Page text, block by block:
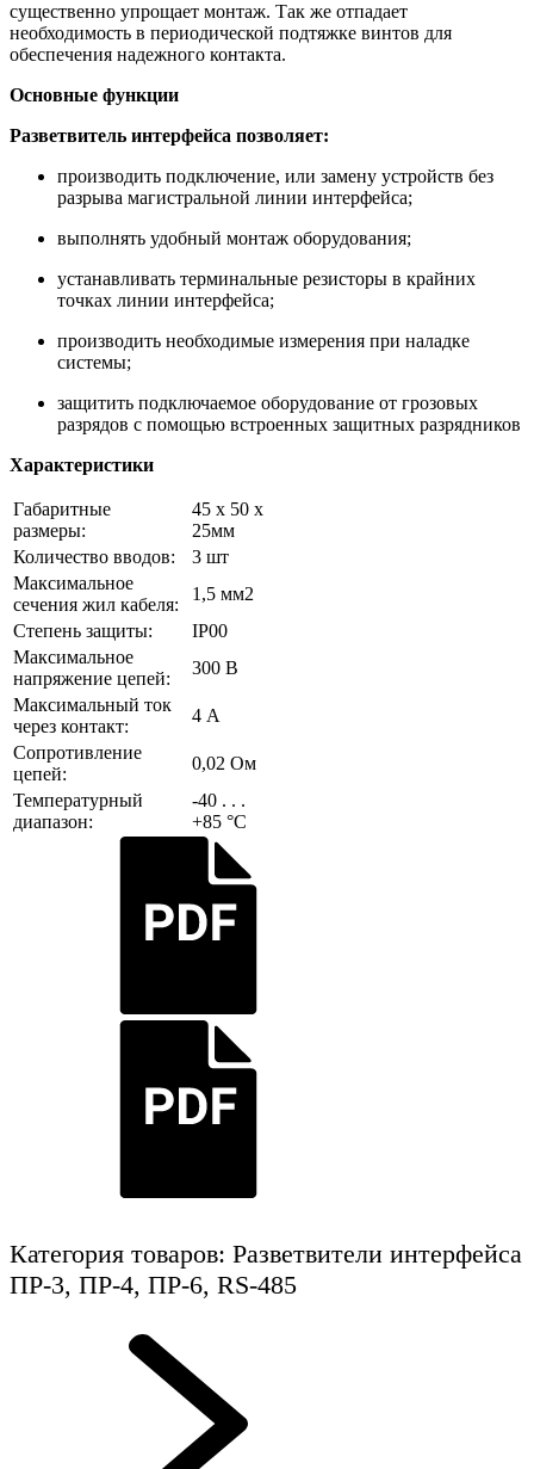
существенно упрощает монтаж. Так же отпадает
необходимость в периодической подтяжке винтов для
обеспечения надежного контакта.
Основные функции
Разветвитель интерфейса позволяет:
производить подключение, или замену устройств без
разрыва магистральной линии интерфейса;
выполнять удобный монтаж оборудования;
устанавливать терминальные резисторы в крайних
точках линии интерфейса;
производить необходимые измерения при наладке
системы;
защитить подключаемое оборудование от грозовых
разрядов с помощью встроенных защитных разрядников
Характеристики
Габаритные
размеры:
45 x 50 x
25мм
Количество вводов:
3 шт
Максимальное
сечения жил кабеля:
1,5 мм2
Степень защиты:
IP00
Максимальное
напряжение цепей:
300 В
Максимальный ток
через контакт:
4 А
Сопротивление
цепей:
0,02 Ом
Температурный
диапазон:
-40 . . .
+85 °С
Категория товаров: Разветвители интерфейса
ПР-3, ПР-4, ПР-6, RS-485